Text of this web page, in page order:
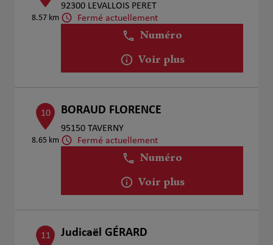
8.57 km
92300 LEVALLOIS PERET
Fermé actuellement
Numéro
Voir plus
10
8.65 km
BORAUD FLORENCE
95150 TAVERNY
Fermé actuellement
Numéro
Voir plus
11 Judicaël GÉRARD